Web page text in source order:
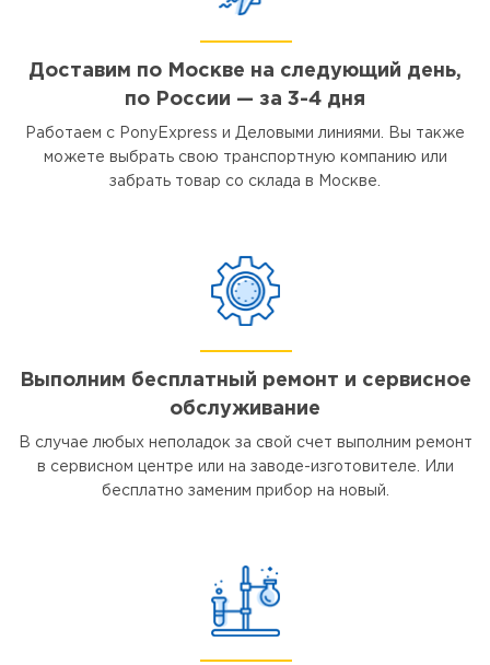
Доставим по Москве на следующий день,
по России — за 3-4 дня
Работаем с PonyExpress и Деловыми линиями. Вы также
можете выбрать свою транспортную компанию или
забрать товар со склада в Москве.
Выполним бесплатный ремонт и сервисное
обслуживание
В случае любых неполадок за свой счет выполним ремонт
в сервисном центре или на заводе-изготовителе. Или
бесплатно заменим прибор на новый.